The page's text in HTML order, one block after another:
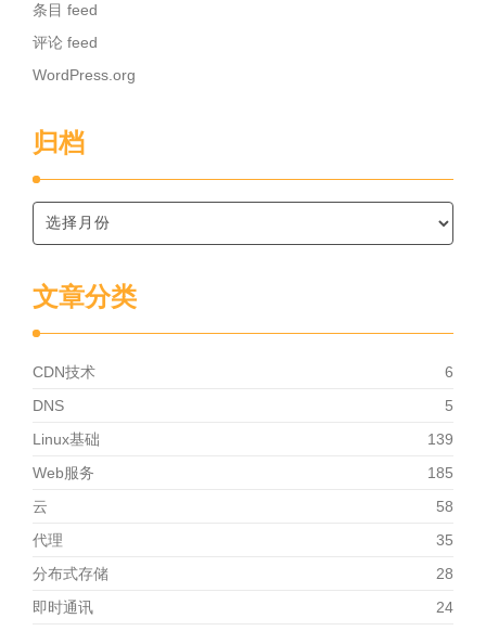
条目 feed
评论 feed
WordPress.org
归档
文章分类
CDN技术
6
DNS
5
Linux基础
139
Web服务
185
云
58
代理
35
分布式存储
28
即时通讯
24